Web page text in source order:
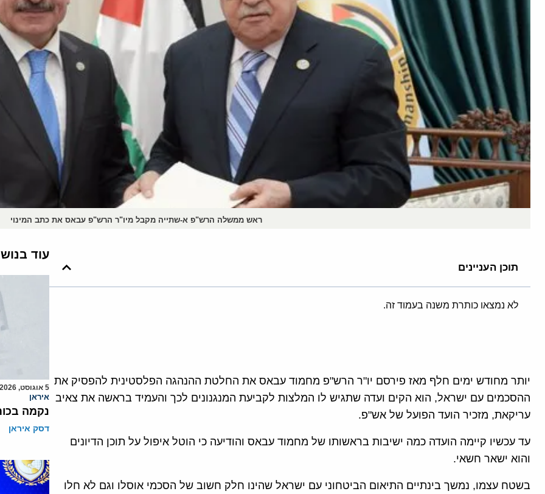
ראש ממשלה הרש"פ א-שתייה מקבל מיו"ר הרש"פ עבאס את כתב המינוי
תוכן העניינים
לא נמצאו כותרת משנה בעמוד זה.
יותר מחודש ימים חלף מאז פירסם יו"ר הרש"פ מחמוד עבאס את החלטת ההנהגה הפלסטינית להפסיק את
ההסכמים עם ישראל, הוא הקים ועדה שתגיש לו המלצות לקביעת המנגנונים לכך והעמיד בראשה את צאיב
עריקאת, מזכיר הועד הפועל של אש"פ.
עד עכשיו קיימה הועדה כמה ישיבות בראשותו של מחמוד עבאס והודיעה כי הוטל איפול על תוכן הדיונים
והוא ישאר חשאי.
בשטח עצמו, נמשך בינתיים התיאום הביטחוני עם ישראל שהינו חלק חשוב של הסכמי אוסלו וגם לא חלו
עוד
5 אוגוסט, 2026
איראן
נקמה
דסק איראן